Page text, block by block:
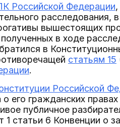
Российской Федерации
расследования,
вышестоящих
в ходе
в
статьям 15
.
Российской
его гражданских
публичное
статьи 6 Конвенции о